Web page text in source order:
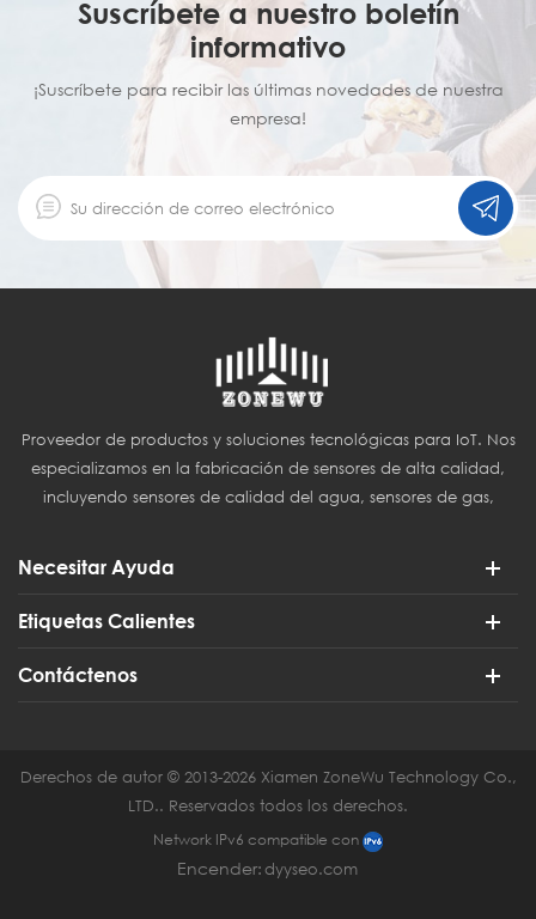
Suscríbete a nuestro boletín
informativo
¡Suscríbete para recibir las últimas novedades de nuestra
empresa!
Proveedor de productos y soluciones tecnológicas para IoT. Nos
especializamos en la fabricación de sensores de alta calidad,
incluyendo sensores de calidad del agua, sensores de gas,
Necesitar Ayuda
Etiquetas Calientes
Contáctenos
Derechos de autor © 2013-2026 Xiamen ZoneWu Technology Co.,
LTD.. Reservados todos los derechos.
Network IPv6 compatible con
Encender:dyyseo.com